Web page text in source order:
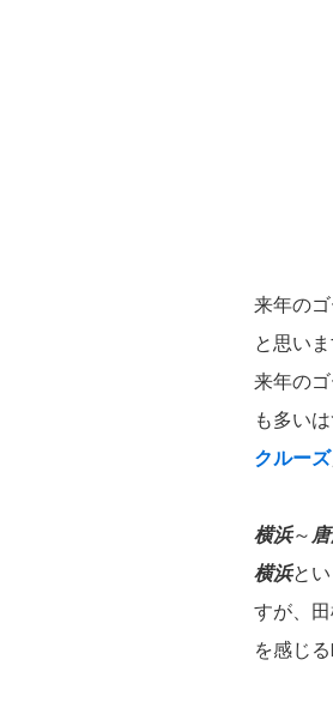
来年の
と思い
来年の
も多い
クルーズ
横浜～
横浜と
すが、
を感じ